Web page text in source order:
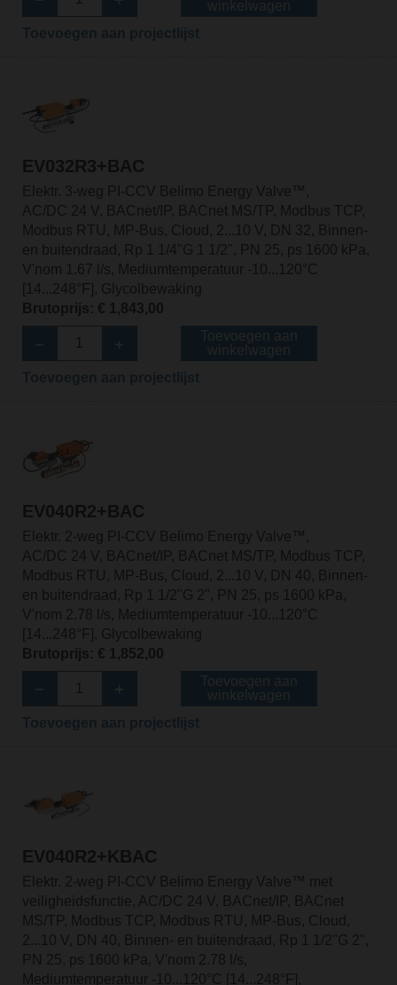
EV032R3+BAC
Elektr. 3-weg PI-CCV Belimo Energy Valve™,
AC/DC 24 V, BACnet/IP, BACnet MS/TP, Modbus TCP,
Modbus RTU, MP-Bus, Cloud, 2...10 V, DN 32, Binnen-
en buitendraad, Rp 1 1/4"G 1 1/2", PN 25, ps 1600 kPa,
V'nom 1.67 l/s, Mediumtemperatuur -10...120°C
[14...248°F], Glycolbewaking
Brutoprijs: € 1,843,00
EV040R2+BAC
Elektr. 2-weg PI-CCV Belimo Energy Valve™,
AC/DC 24 V, BACnet/IP, BACnet MS/TP, Modbus TCP,
Modbus RTU, MP-Bus, Cloud, 2...10 V, DN 40, Binnen-
en buitendraad, Rp 1 1/2"G 2", PN 25, ps 1600 kPa,
V'nom 2.78 l/s, Mediumtemperatuur -10...120°C
[14...248°F], Glycolbewaking
Brutoprijs: € 1,852,00
EV040R2+KBAC
Elektr. 2-weg PI-CCV Belimo Energy Valve™ met
veiligheidsfunctie, AC/DC 24 V, BACnet/IP, BACnet
MS/TP, Modbus TCP, Modbus RTU, MP-Bus, Cloud,
2...10 V, DN 40, Binnen- en buitendraad, Rp 1 1/2"G 2",
PN 25, ps 1600 kPa, V'nom 2.78 l/s,
Mediumtemperatuur -10...120°C [14...248°F],